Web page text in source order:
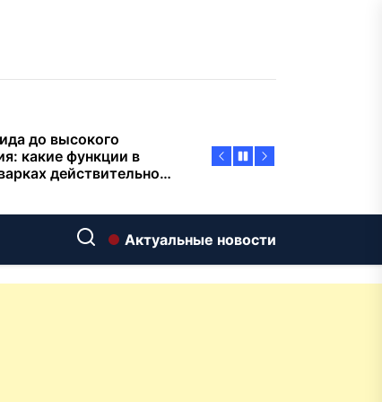
какие функции в
интерьер: как
классическую
ванну Goldman в
печи в Астане:
между
Актуальные новости